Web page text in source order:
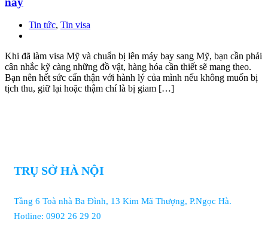
Tin tức, Tin visa
Khi đã làm visa Mỹ và chuẩn bị lên máy bay sang Mỹ, bạn cần phải
cân nhắc kỹ càng những đồ vật, hàng hóa cần thiết sẽ mang theo.
Bạn nên hết sức cẩn thận với hành lý của mình nếu không muốn bị
tịch thu, giữ lại hoặc thậm chí là bị giam […]
TRỤ SỞ HÀ NỘI
Tầng 6 Toà nhà Ba Đình, 13 Kim Mã Thượng, P.Ngọc Hà.
Hotline: 0902 26 29 20